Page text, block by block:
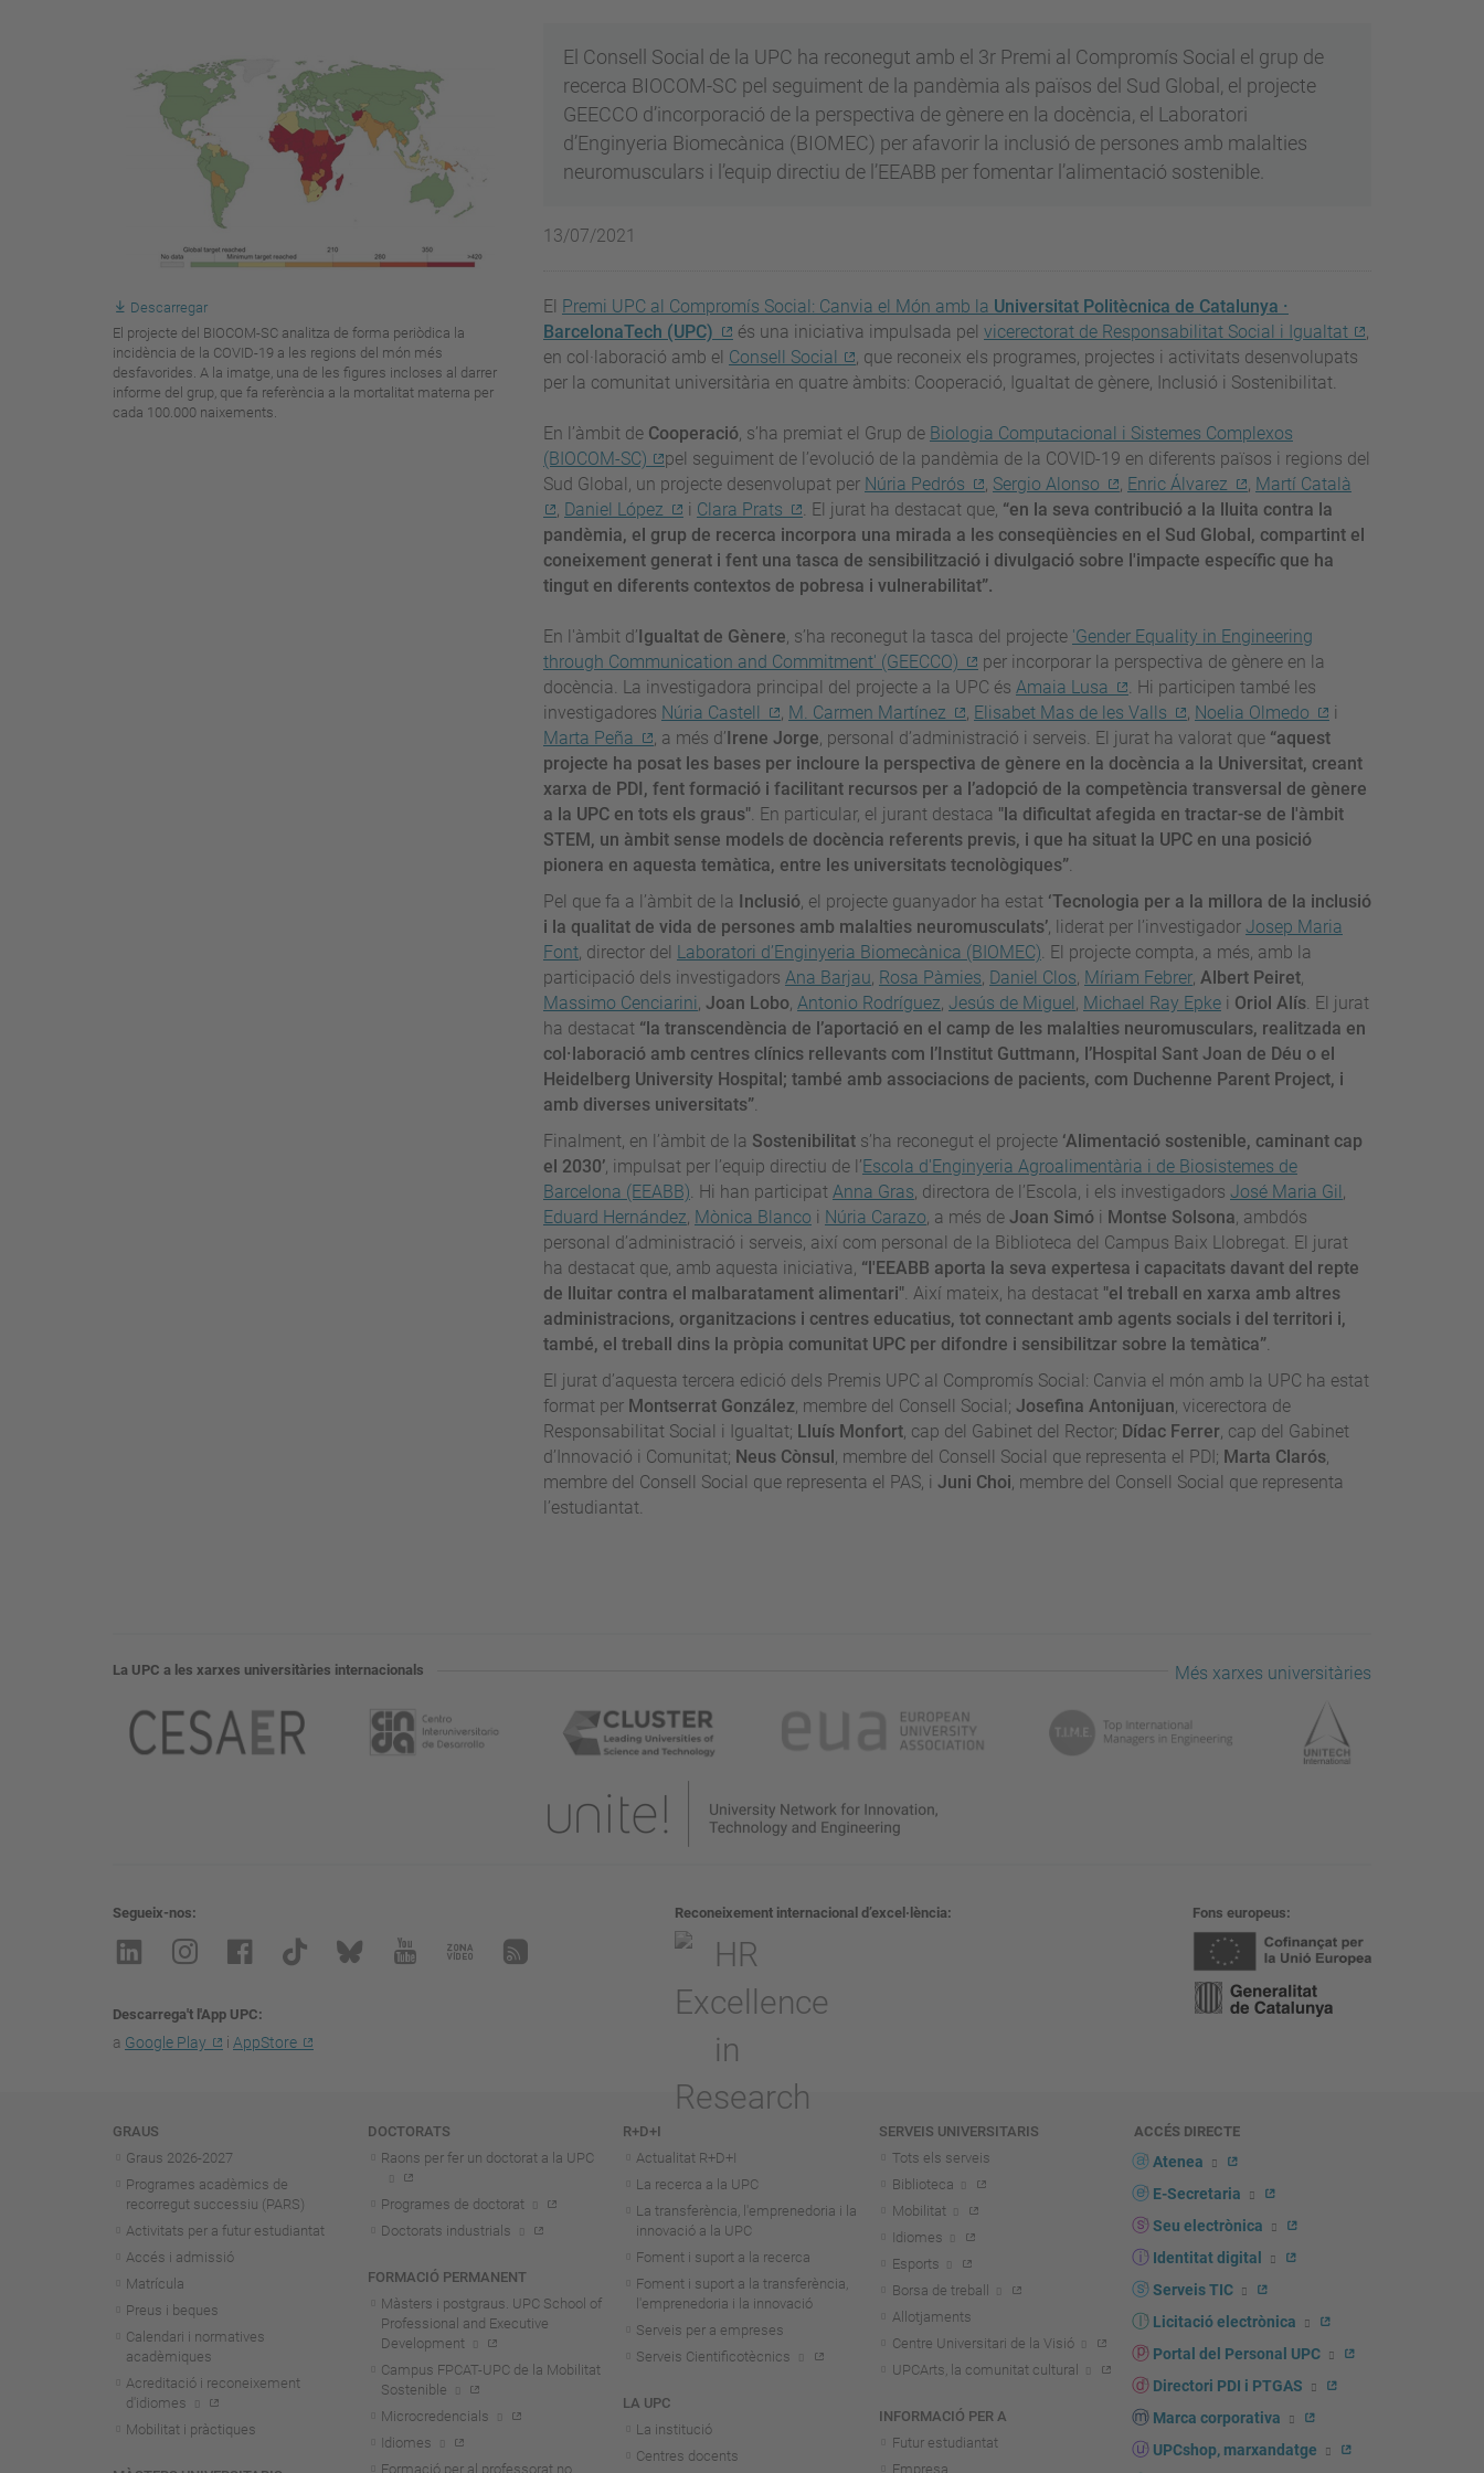
Descarregar
El projecte del BIOCOM-SC analitza de forma periòdica la
incidència de la COVID-19 a les regions del món més
desfavorides. A la imatge, una de les figures incloses al darrer
informe del grup, que fa referència a la mortalitat materna per
cada 100.000 naixements.
El Consell Social de la UPC ha reconegut amb el 3r Premi al Compromís Social el grup de
recerca BIOCOM-SC pel seguiment de la pandèmia als països del Sud Global, el projecte
GEECCO d’incorporació de la perspectiva de gènere en la docència, el Laboratori
d’Enginyeria Biomecànica (BIOMEC) per afavorir la inclusió de persones amb malalties
neuromusculars i l’equip directiu de l’EEABB per fomentar l’alimentació sostenible.
13/07/2021
El Premi UPC al Compromís Social: Canvia el Món amb la Universitat Politècnica de Catalunya ·
BarcelonaTech (UPC)
és una iniciativa impulsada pel vicerectorat de Responsabilitat Social i Igualtat
,
en col·laboració amb el Consell Social
, que reconeix els programes, projectes i activitats desenvolupats
per la comunitat universitària en quatre àmbits: Cooperació, Igualtat de gènere, Inclusió i Sostenibilitat.
En l’àmbit de Cooperació, s’ha premiat el Grup de Biologia Computacional i Sistemes Complexos
(BIOCOM-SC)
pel seguiment de l’evolució de la pandèmia de la COVID-19 en diferents països i regions del
Sud Global, un projecte desenvolupat per Núria Pedrós , Sergio Alonso , Enric Álvarez , Martí Català
, Daniel López i Clara Prats . El jurat ha destacat que, “en la seva contribució a la lluita contra la
pandèmia, el grup de recerca incorpora una mirada a les conseqüències en el Sud Global, compartint el
coneixement generat i fent una tasca de sensibilització i divulgació sobre l'impacte específic que ha
tingut en diferents contextos de pobresa i vulnerabilitat”.
En l'àmbit d’ Igualtat de Gènere, s’ha reconegut la tasca del projecte 'Gender Equality in Engineering
through Communication and Commitment' (GEECCO)
per incorporar la perspectiva de gènere en la
docència. La investigadora principal del projecte a la UPC és Amaia Lusa
. Hi participen també les
investigadores Núria Castell , M. Carmen Martínez , Elisabet Mas de les Valls , Noelia Olmedo
i
Marta Peña
, a més d’ Irene Jorge, personal d’administració i serveis. El jurat ha valorat que “aquest
projecte ha posat les bases per incloure la perspectiva de gènere en la docència a la Universitat, creant
xarxa de PDI, fent formació i facilitant recursos per a l’adopció de la competència transversal de gènere
a la UPC en tots els graus". En particular, el jurant destaca "la dificultat afegida en tractar-se de l'àmbit
STEM, un àmbit sense models de docència referents previs, i que ha situat la UPC en una posició
pionera en aquesta temàtica, entre les universitats tecnològiques”.
Pel que fa a l’àmbit de la Inclusió, el projecte guanyador ha estat ‘Tecnologia per a la millora de la inclusió
i la qualitat de vida de persones amb malalties neuromusculats’, liderat per l’investigador Josep Maria
Font, director del Laboratori d’Enginyeria Biomecànica (BIOMEC). El projecte compta, a més, amb la
participació dels investigadors Ana Barjau, Rosa Pàmies, Daniel Clos, Míriam Febrer, Albert Peiret,
Massimo Cenciarini, Joan Lobo, Antonio Rodríguez, Jesús de Miguel , Michael Ray Epkei Oriol Alís. El jurat
ha destacat “la transcendència de l’aportació en el camp de les malalties neuromusculars, realitzada en
col·laboració amb centres clínics rellevants com l’Institut Guttmann, l’Hospital Sant Joan de Déu o el
Heidelberg University Hospital; també amb associacions de pacients, com Duchenne Parent Project, i
amb diverses universitats”.
Finalment, en l’àmbit de la Sostenibilitats’ha reconegut el projecte ‘Alimentació sostenible, caminant cap
el 2030’, impulsat per l’equip directiu de l’Escola d'Enginyeria Agroalimentària i de Biosistemes de
Barcelona (EEABB). Hi han participat Anna Gras, directora de l’Escola, i els investigadors José Maria Gil ,
Eduard Hernández, Mònica Blanco i Núria Carazo, a més de Joan Simó i Montse Solsona, ambdós
personal d’administració i serveis, així com personal de la Biblioteca del Campus Baix Llobregat. El jurat
ha destacat que, amb aquesta iniciativa, “l'EEABB aporta la seva expertesa i capacitats davant del repte
de lluitar contra el malbaratament alimentari". Així mateix, ha destacat"el treball en xarxa amb altres
administracions, organitzacions i centres educatius, tot connectant amb agents socials i del territori i,
també, el treball dins la pròpia comunitat UPC per difondre i sensibilitzar sobre la temàtica”.
El jurat d’aquesta tercera edició dels Premis UPC al Compromís Social: Canvia el món amb la UPC ha estat
format per Montserrat González, membre del Consell Social; Josefina Antonijuan, vicerectora de
Responsabilitat Social i Igualtat; Lluís Monfort, cap del Gabinet del Rector; Dídac Ferrer, cap del Gabinet
d’Innovació i Comunitat; Neus Cònsul , membre del Consell Social que representa el PDI; Marta Clarós,
membre del Consell Social que representa el PAS, i Juni Choi, membre del Consell Social que representa
l’estudiantat.
La UPC a les xarxes universitàries internacionals Més xarxes universitàries
Segueix-nos
Descarrega't l'App UPC
a Google Play i AppStore
Reconeixement internacional d’excel·lència Fons europeus
Navegació
GRAUS
Graus 2026-2027
Programes acadèmics de
recorregut successiu (PARS)
Activitats per a futur estudiantat
Accés i admissió
Matrícula
Preus i beques
Calendari i normatives
acadèmiques
Acreditació i reconeixement
d'idiomes
Mobilitat i pràctiques
DOCTORATS
Raons per fer un doctorat a la UPC
Programes de doctorat
Doctorats industrials
FORMACIÓ PERMANENT
Màsters i postgraus. UPC School of
Professional and Executive
Development
Campus FPCAT-UPC de la Mobilitat
Sostenible
Microcredencials
Idiomes
Formació per al professorat no
R+D+I
Actualitat R+D+I
La recerca a la UPC
La transferència, l'emprenedoria i la
innovació a la UPC
Foment i suport a la recerca
Foment i suport a la transferència,
l'emprenedoria i la innovació
Serveis per a empreses
Serveis Cientificotècnics
LA UPC
La institució
Centres docents
SERVEIS UNIVERSITARIS
Tots els serveis
Biblioteca
Mobilitat
Idiomes
Esports
Borsa de treball
Allotjaments
Centre Universitari de la Visió
UPCArts, la comunitat cultural
INFORMACIÓ PER A
Futur estudiantat
Empresa
ACCÉS DIRECTE
Atenea
E-Secretaria
Seu electrònica
Identitat digital
Serveis TIC
Licitació electrònica
Portal del Personal UPC
Directori PDI i PTGAS
Marca corporativa
UPCshop, marxandatge